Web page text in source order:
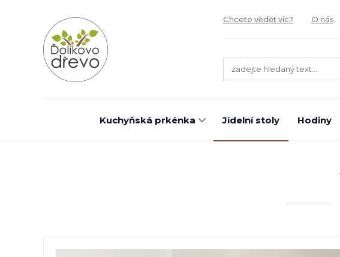
Chcete vědět víc? O nás
Kuchyňská prkénka Jídelní stoly Hodiny